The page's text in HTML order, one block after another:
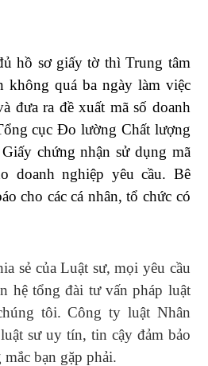
hồ sơ giấy tờ thì Trung tâm
không quá ba ngày làm việc
đưa ra đề xuất mã số doanh
cục Đo lường Chất lượng
chứng nhận sử dụng mã
doanh nghiệp yêu cầu. Bê
cho các cá nhân, tổ chức có
sẻ của Luật sư, mọi yêu cầu
hệ tổng đài tư vấn pháp luật
tôi. Công ty luật Nhân
sư uy tín, tin cậy đảm bảo
bạn gặp phải.